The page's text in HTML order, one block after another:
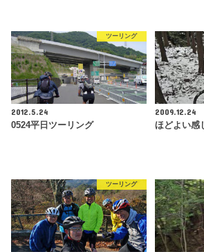
ツーリング
2012.5.24
0524平日ツーリング
2009.12.24
ほどよい感
ツーリング